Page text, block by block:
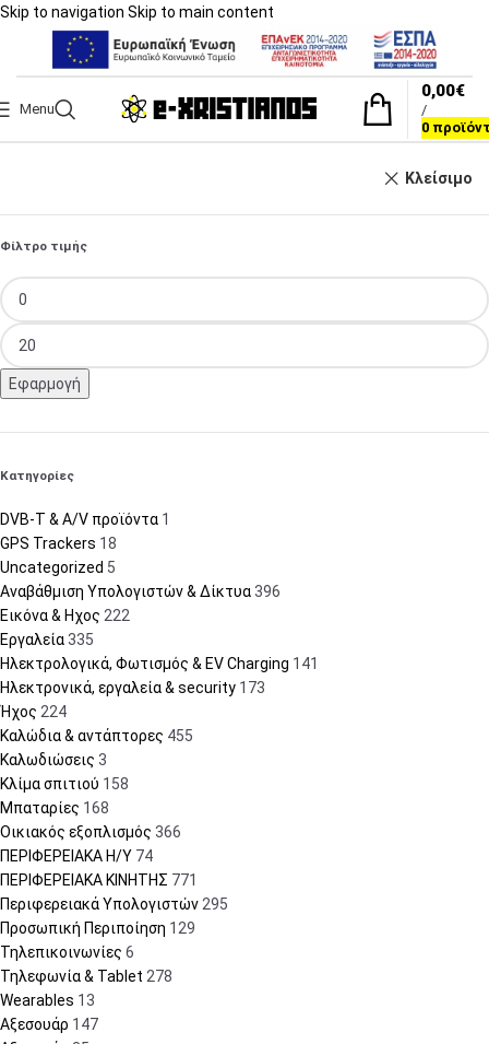
Skip to navigation Skip to main content
Menu
0
/
0,00€
Κλείσιμο
Φίλτρο τιμής
Εφαρμογή
Κατηγορίες
DVB-T & A/V προϊόντα 1
GPS Trackers 18
Uncategorized 5
Αναβάθμιση Υπολογιστών & Δίκτυα 396
Εικόνα & Ηχος 222
Εργαλεία 335
Ηλεκτρολογικά, Φωτισμός & EV Charging 141
Ηλεκτρονικά, εργαλεία & security 173
Ήχος 224
Καλώδια & αντάπτορες 455
Καλωδιώσεις 3
Κλίμα σπιτιού 158
Μπαταρίες 168
Οικιακός εξοπλισμός 366
ΠΕΡΙΦΕΡΕΙΑΚΑ Η/Υ 74
ΠΕΡΙΦΕΡΕΙΑΚΑ ΚΙΝΗΤΗΣ 771
Περιφερειακά Υπολογιστών 295
Προσωπική Περιποίηση 129
Τηλεπικοινωνίες 6
Τηλεφωνία & Tablet 278
Wearables 13
Αξεσουάρ 147